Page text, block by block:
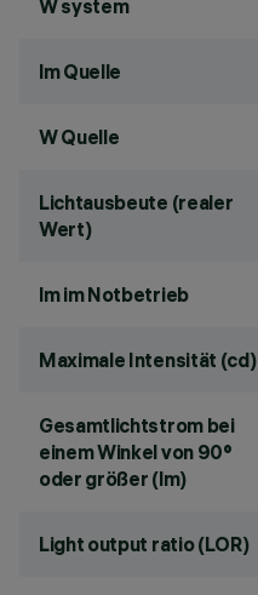
W system
lm Quelle
W Quelle
Lichtausbeute (realer
Wert)
lm im Notbetrieb
Maximale Intensität (cd)
Gesamtlichtstrom bei
einem Winkel von 90°
oder größer (lm)
Light output ratio (LOR)